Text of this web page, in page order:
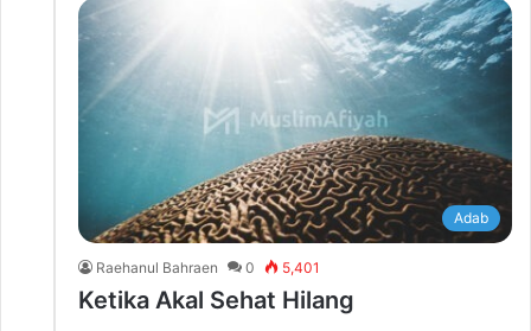
Adab
Raehanul Bahraen 0 5,401
Ketika Akal Sehat Hilang